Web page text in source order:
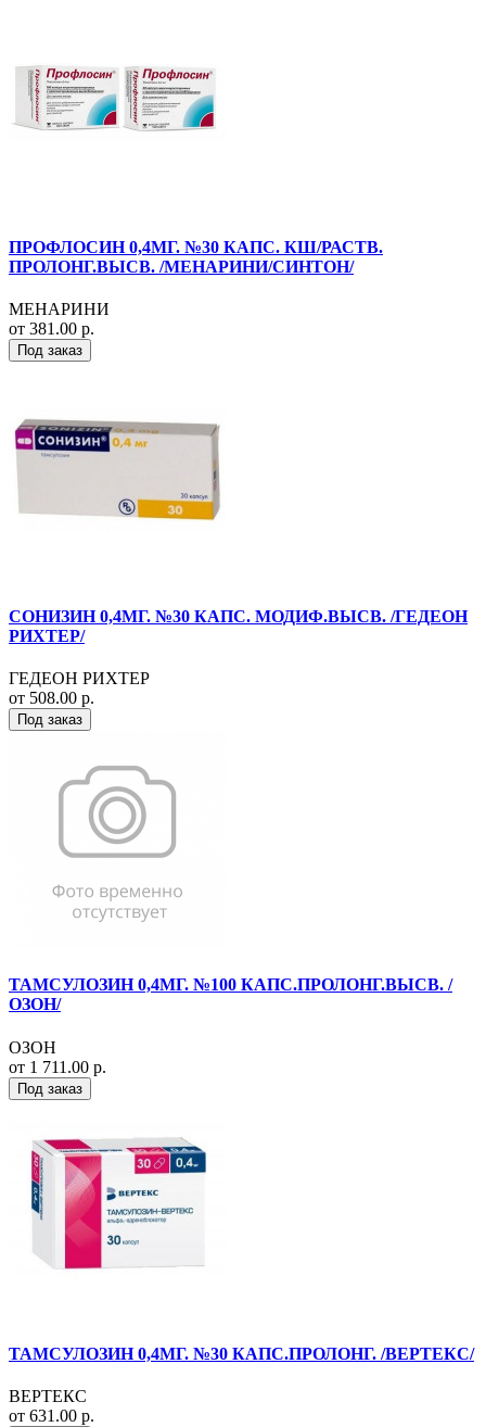
ПРОФЛОСИН 0,4МГ. №30 КАПС. КШ/РАСТВ.
ПРОЛОНГ.ВЫСВ. /МЕНАРИНИ/СИНТОН/
МЕНАРИНИ
от 381.00 р.
Под заказ
СОНИЗИН 0,4МГ. №30 КАПС. МОДИФ.ВЫСВ. /ГЕДЕОН
РИХТЕР/
ГЕДЕОН РИХТЕР
от 508.00 р.
Под заказ
ТАМСУЛОЗИН 0,4МГ. №100 КАПС.ПРОЛОНГ.ВЫСВ. /
ОЗОН/
ОЗОН
от 1 711.00 р.
Под заказ
ТАМСУЛОЗИН 0,4МГ. №30 КАПС.ПРОЛОНГ. /ВЕРТЕКС/
ВЕРТЕКС
от 631.00 р.